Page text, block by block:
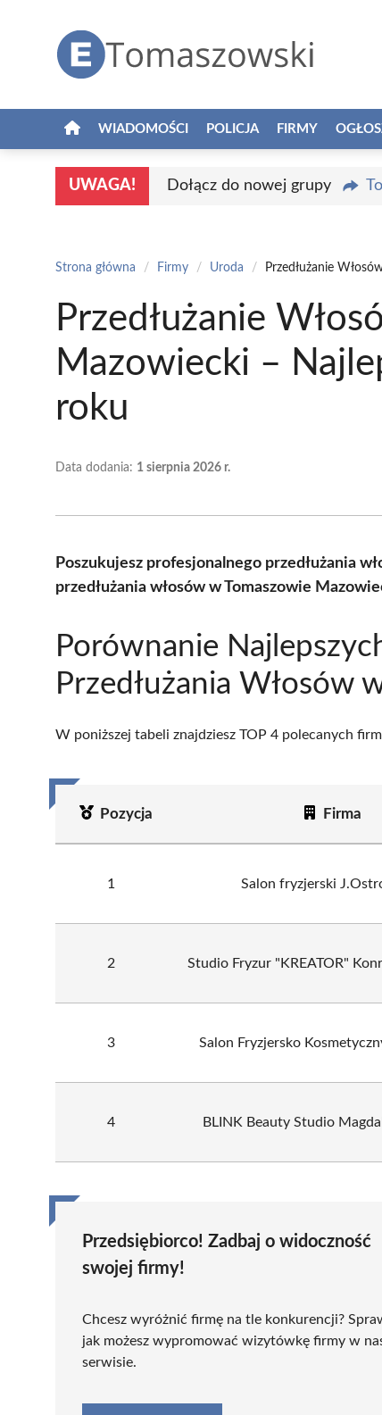
WIADOMOŚCI POLICJA FIRMY
UWAGA! Dołącz do nowej grupy
Strona główna / Firmy / Uroda / Przedłużanie
Przedłużanie
Mazowiecki –
roku
Data dodania: 1 sierpnia 2026 r.
Poszukujesz profesjonalnego przedłużania
przedłużania włosów w Tomaszowie
Porównanie
Przedłużania Włosów
W poniższej tabeli znajdziesz TOP 4 polecanych
Pozycja Firma
1 Salon fryzjerski
2 Studio Fryzur "KREATOR"
3 Salon Fryzjersko
4 BLINK Beauty Studio
Przedsiębiorco! Zadbaj o widoczność
swojej firmy!
Chcesz wyróżnić firmę na tle konkurencji?
jak możesz wypromować wizytówkę firmy w
serwisie.